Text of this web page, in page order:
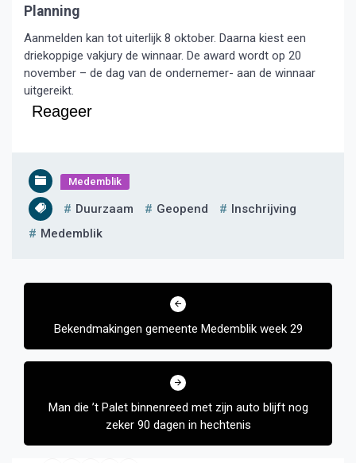
Planning
Aanmelden kan tot uiterlijk 8 oktober. Daarna kiest een
driekoppige vakjury de winnaar. De award wordt op 20
november – de dag van de ondernemer- aan de winnaar
uitgereikt.
Reageer
Medemblik
Duurzaam Geopend
Inschrijving
Medemblik
Bericht
Bekendmakingen gemeente Medemblik week 29
Man die ’t Palet binnenreed met zijn auto blijft nog
zeker 90 dagen in hechtenis